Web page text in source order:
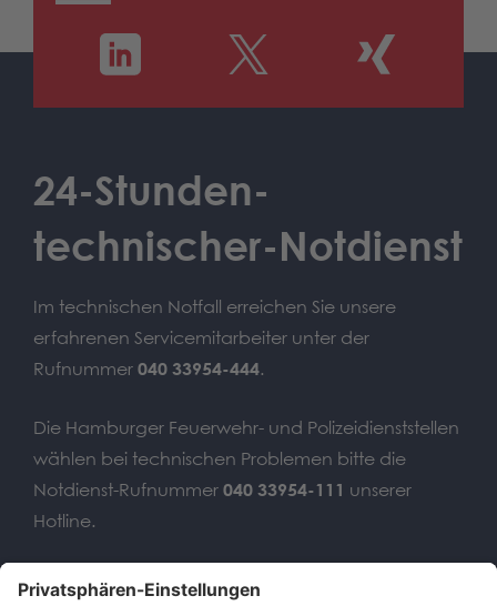
24-Stunden-
technischer-Notdienst
Im technischen Notfall erreichen Sie unsere
erfahrenen Servicemitarbeiter unter der
Rufnummer 040 33954-444.
Die Hamburger Feuerwehr- und Polizeidienststellen
wählen bei technischen Problemen bitte die
Notdienst-Rufnummer 040 33954-111 unserer
Hotline.